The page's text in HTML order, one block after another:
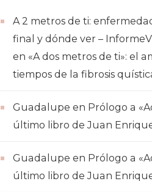
A 2 metros de ti:
final y dónde ver –
en «A dos metros de ti»: el
tiempos de la fibrosis
Guadalupe en Prólogo a
último libro de Juan
Guadalupe en Prólogo a
último libro de Juan